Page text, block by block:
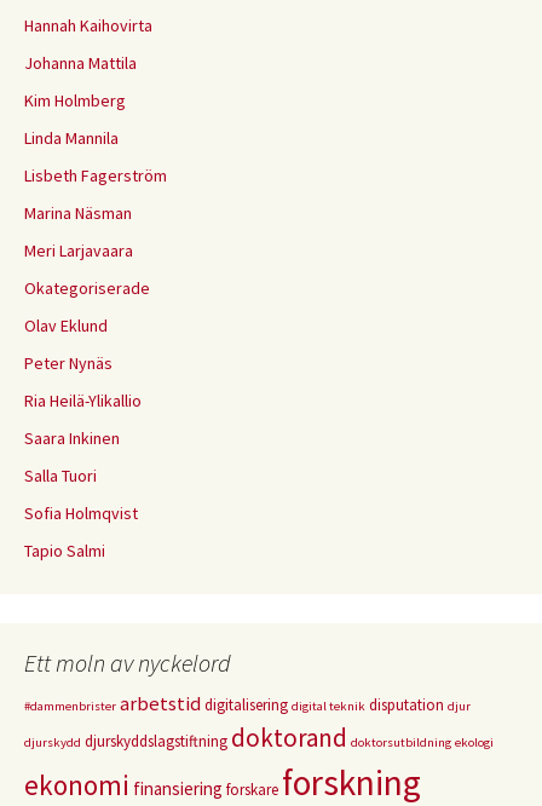
Hannah Kaihovirta
Johanna Mattila
Kim Holmberg
Linda Mannila
Lisbeth Fagerström
Marina Näsman
Meri Larjavaara
Okategoriserade
Olav Eklund
Peter Nynäs
Ria Heilä-Ylikallio
Saara Inkinen
Salla Tuori
Sofia Holmqvist
Tapio Salmi
Ett moln av nyckelord
#dammenbrister arbetstiddigitalisering digital teknik disputation djur
djurskydd djurskyddslagstiftning doktorand doktorsutbildning ekologi
ekonomi finansiering forskare forskning